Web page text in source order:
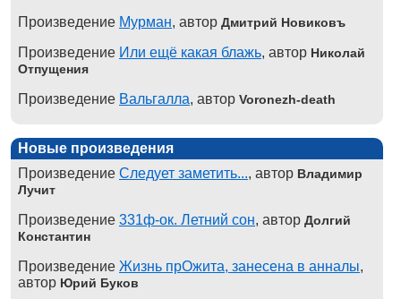
Произведение Мурман, автор Дмитрий Новиковъ
Произведение Или ещё какая блажь, автор Николай
Отпущения
Произведение Вальгалла, автор Voronezh-death
Новые произведения
Произведение Следует заметить..., автор Владимир
Лучит
Произведение 331ф-ок. Летний сон, автор Долгий
Константин
Произведение Жизнь прОжита, занесена в анналы,
автор Юрий Буков